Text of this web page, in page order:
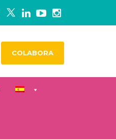
COLABORA